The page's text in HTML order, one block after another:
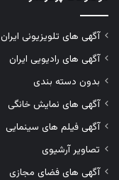
آگهی های تلویزیونی ایران
آگهی های رادیویی ایران
بدون دسته بندی
آگهی های نمایش خانگی
آگهی فیلم های سینمایی
تصاویر آرشیوی
آگهی های فضای مجازی